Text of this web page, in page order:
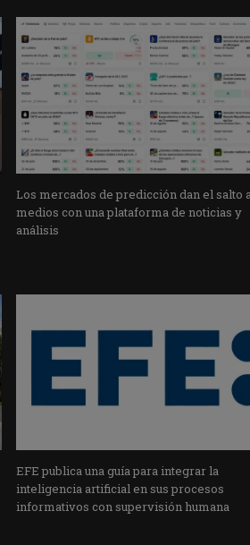
Los mercados de predicción dan el salto
medios con una plataforma de noticias y
análisis
EFE publica una guía para integrar la
inteligencia artificial en sus procesos
informativos con supervisión humana